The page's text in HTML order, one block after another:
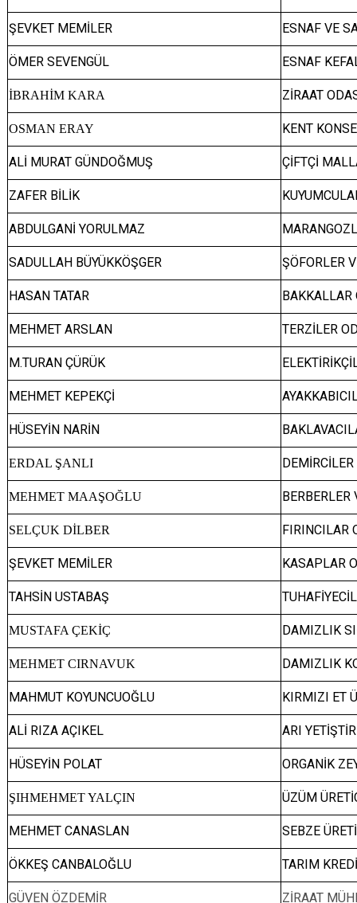
ŞEVKET MEMİLER ESNAF VE
ÖMER SEVENGÜL ESNAF
İBRAHİM KARA ZİRAAT
OSMAN ERAY KENT
ALİ MURAT GÜNDOĞMUŞ ÇİFTÇİ
ZAFER BİLİK
ABDULGANİ YORULMAZ
SADULLAH BÜYÜKKÖŞGER ŞÖFORLER
HASAN TATAR BAKKALLAR
MEHMET ARSLAN TERZİLER
M.TURAN ÇÜRÜK
MEHMET KEPEKÇİ
HÜSEYİN NARİN
ERDAL ŞANLI
MEHMET MAAŞOĞLU
SELÇUK DİLBER FIRINCILAR
ŞEVKET MEMİLER KASAPLAR
TAHSİN USTABAŞ
MUSTAFA ÇEKİÇ DAMIZLIK
MEHMET CIRNAVUK DAMIZLIK
MAHMUT KOYUNCUOĞLU KIRMIZI ET
ALİ RIZA AÇIKEL ARI
HÜSEYİN POLAT ORGANİK
ŞIHMEHMET YALÇIN ÜZÜM
MEHMET CANASLAN SEBZE
ÖKKEŞ CANBALOĞLU TARIM
GÜVEN ÖZDEMİR ZİRAAT